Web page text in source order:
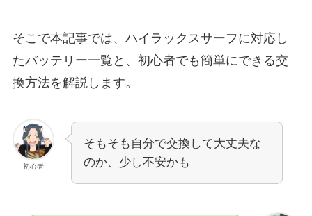
そこで本記事では、ハイラックスサーフに対応し
たバッテリー一覧と、初心者でも簡単にできる交
換方法を解説します。
初心者
そもそも自分で交換して大丈夫な
のか、少し不安かも